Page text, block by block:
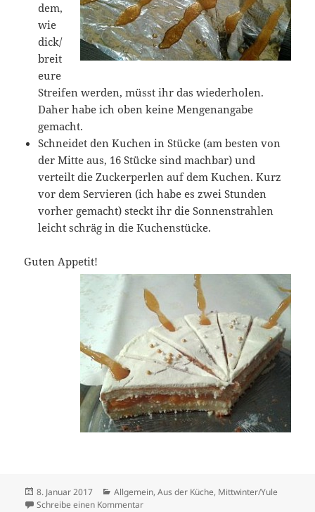
dem,
wie
dick/
breit
eure
Streifen werden, müsst ihr das wiederholen.
Daher habe ich oben keine Mengenangabe
gemacht.
Schneidet den Kuchen in Stücke (am besten von
der Mitte aus, 16 Stücke sind machbar) und
verteilt die Zuckerperlen auf dem Kuchen. Kurz
vor dem Servieren (ich habe es zwei Stunden
vorher gemacht) steckt ihr die Sonnenstrahlen
leicht schräg in die Kuchenstücke.
Guten Appetit!
Veröffentlicht
am
8. Januar 2017 Kategorien
Allgemein,Aus der Küche, Mittwinter/Yule
Schreibe einen Kommentarzu Rezept: Wintersonnenkuchen